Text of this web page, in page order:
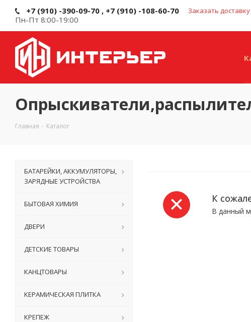
+7 (910) -390-09-70 , +7 (910) -108-60-70 Заказать
Пн-Пт 8:00-19:00
Главная - Каталог
К
В данный
БАТАРЕЙКИ, АККУМУЛЯТОРЫ,
ЗАРЯДНЫЕ УСТРОЙСТВА
БЫТОВАЯ ХИМИЯ
ДВЕРИ
ДЕТСКИЕ ТОВАРЫ
КАНЦТОВАРЫ
КЕРАМИЧЕСКАЯ ПЛИТКА
КРЕПЕЖ